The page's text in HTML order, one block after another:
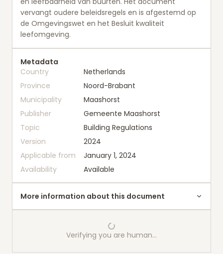
vervangt oudere beleidsregels en is afgestemd op
de Omgevingswet en het Besluit kwaliteit
leefomgeving.
Metadata
Country
Netherlands
Province
Noord-Brabant
Municipality
Maashorst
Publisher
Gemeente Maashorst
Topic
Building Regulations
Version
2024
Applicable from
January 1, 2024
Availability
Available
More information about this document
Verifying you are human…